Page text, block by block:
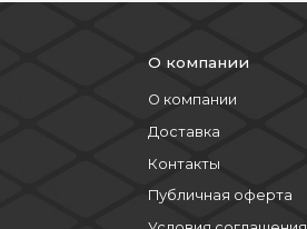
О компании
О компании
Доставка
Контакты
Публичная оферта